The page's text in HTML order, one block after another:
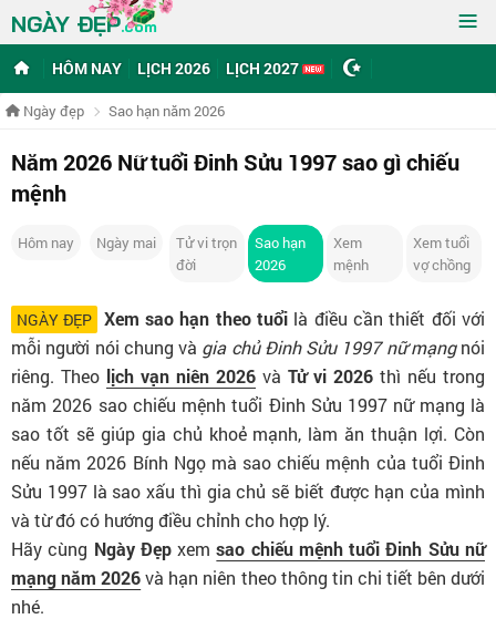
NGÀY ĐẸP.com ≡
HÔM NAY LỊCH 2026 LỊCH 2027
Ngày đẹp Sao hạn năm 2026
Năm 2026 Nữ tuổi Đinh Sửu 1997 sao gì chiếu
mệnh
Hôm nay Ngày mai
Tử vi trọn
đời
Sao hạn
2026
Xem
mệnh
Xem tuổi
vợ chồng
NGÀY ĐẸP Xem sao hạn theo tuổi là điều cần thiết đối với
mỗi người nói chung và gia chủ Đinh Sửu 1997 nữ mạngnói
riêng. Theo lịch vạn niên 2026 và Tử vi 2026 thì nếu trong
năm 2026 sao chiếu mệnh tuổi Đinh Sửu 1997 nữ mạng là
sao tốt sẽ giúp gia chủ khoẻ mạnh, làm ăn thuận lợi. Còn
nếu năm 2026 Bính Ngọ mà sao chiếu mệnh của tuổi Đinh
Sửu 1997 là sao xấu thì gia chủ sẽ biết được hạn của mình
và từ đó có hướng điều chỉnh cho hợp lý.
Hãy cùng Ngày Đẹpxemsao chiếu mệnh tuổi Đinh Sửu nữ
mạng năm 2026và hạn niên theo thông tin chi tiết bên dưới
nhé.